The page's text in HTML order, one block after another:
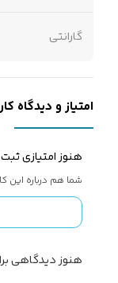
گارانتی
امتیاز و دیدگاه
هنوز امتیازی
شما هم درباره این
هنوز دیدگاهی